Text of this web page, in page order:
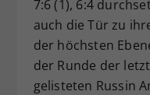
7:6 (1), 6:4
auch die Tür zu
der höchsten
der Runde der
gelisteten Russin